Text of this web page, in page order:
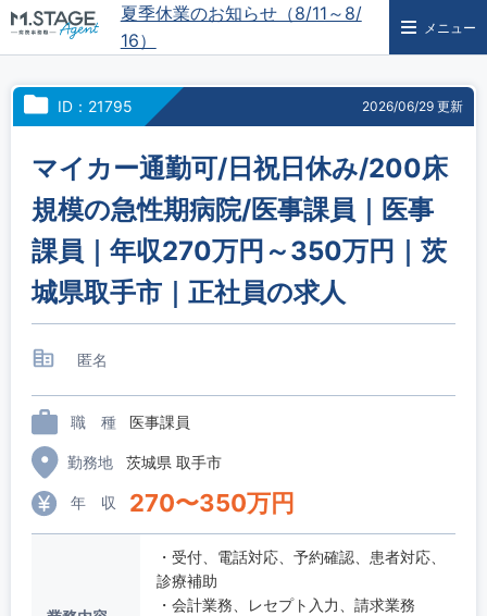
夏季休業のお知らせ（8/11～8/
16）
メニュー
ID：21795 2026/06/29 更新
マイカー通勤可/日祝日休み/200床
規模の急性期病院/医事課員｜医事
課員｜年収270万円～350万円｜茨
城県取手市｜正社員の求人
匿名
職 種 医事課員
勤務地 茨城県 取手市
年 収 270〜350万円
・受付、電話対応、予約確認、患者対応、
診療補助
・会計業務、レセプト入力、請求業務